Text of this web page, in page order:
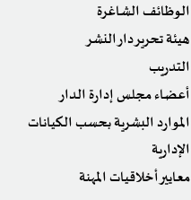
الوظائف الشاغرة
هيئة تحرير دار النشر
التدريب
أعضاء مجلس إدارة الدار
الموارد البشرية بحسب الكيانات
الإدارية
معايير أخلاقيات المهنة